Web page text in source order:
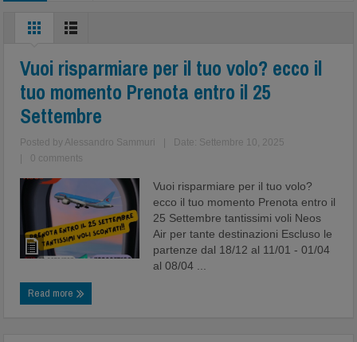
Vuoi risparmiare per il tuo volo? ecco il
tuo momento Prenota entro il 25
Settembre
Posted by Alessandro Sammuri
Date: Settembre 10, 2025
0 comments
Vuoi risparmiare per il tuo volo?
ecco il tuo momento Prenota entro il
25 Settembre tantissimi voli Neos
Air per tante destinazioni Escluso le
partenze dal 18/12 al 11/01 - 01/04
al 08/04 ...
Read more